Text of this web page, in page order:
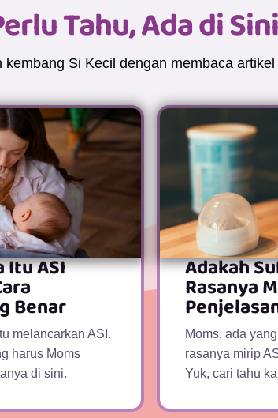
Tahu, Ada di Sini
Si Kecil dengan membaca artikel
Itu ASI
Benar
melancarkan ASI.
harus Moms
di sini.
Adakah
Rasanya
Moms, ada
rasanya mirip
Yuk, cari tahu